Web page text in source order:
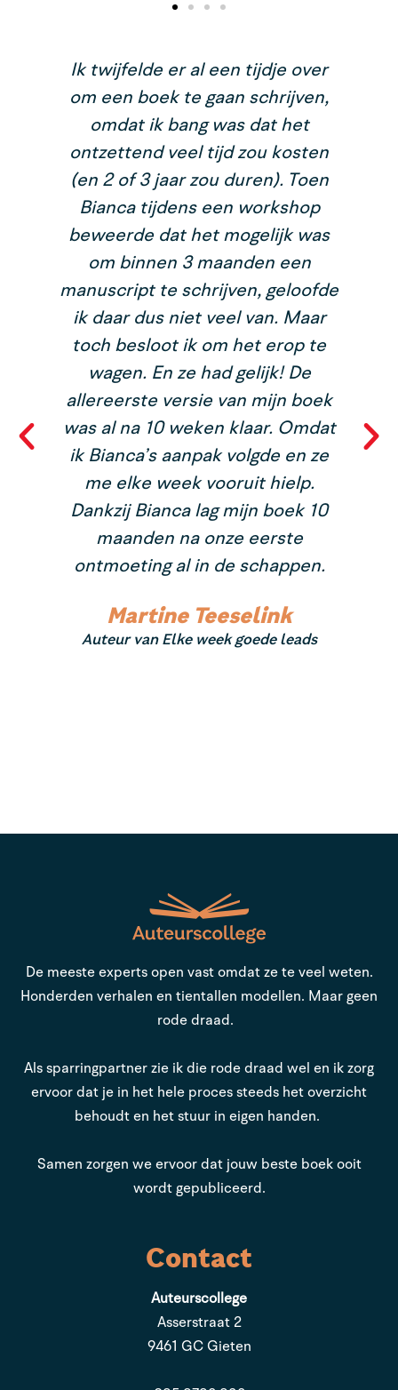
Ik twijfelde er al een tijdje over
om een boek te gaan schrijven,
omdat ik bang was dat het
ontzettend veel tijd zou kosten
(en 2 of 3 jaar zou duren). Toen
Bianca tijdens een workshop
beweerde dat het mogelijk was
om binnen 3 maanden een
manuscript te schrijven, geloofde
ik daar dus niet veel van. Maar
toch besloot ik om het erop te
wagen. En ze had gelijk! De
allereerste versie van mijn boek
was al na 10 weken klaar. Omdat
ik Bianca’s aanpak volgde en ze
me elke week vooruit hielp.
Dankzij Bianca lag mijn boek 10
maanden na onze eerste
ontmoeting al in de schappen.
Martine Teeselink
Auteur van Elke week goede leads
De meeste experts open vast omdat ze te veel weten.
Honderden verhalen en tientallen modellen. Maar geen
rode draad.
Als sparringpartner zie ik die rode draad wel en ik zorg
ervoor dat je in het hele proces steeds het overzicht
behoudt en het stuur in eigen handen.
Samen zorgen we ervoor dat jouw beste boek ooit
wordt gepubliceerd.
Contact
Auteurscollege
Asserstraat 2
9461 GC Gieten